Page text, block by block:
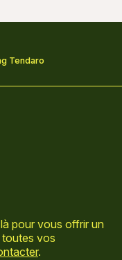
Tendaro
pour vous offrir un
toutes vos
.